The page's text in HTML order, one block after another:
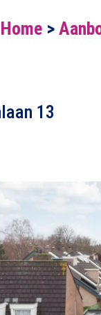
Home >
13